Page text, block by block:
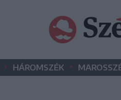
• HÁROMSZÉK •